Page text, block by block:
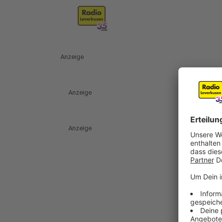
Anzeige
Anzeige
Anzeige